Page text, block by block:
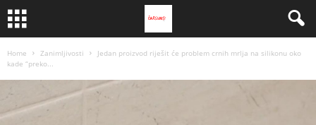
Home Zanimljivosti
Jedan proizvod riješit će problem crnih mrlja na silikonu oko
kade “preko...